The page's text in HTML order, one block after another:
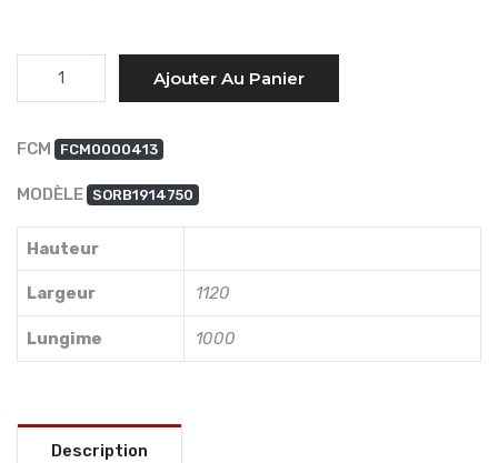
Quantité
Ajouter Au Panier
FCM FCM0000413
MODÈLE SORB1914750
Hauteur
Largeur 1120
Lungime 1000
Description